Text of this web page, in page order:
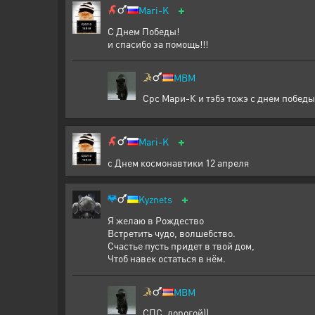
Mari-K +
С Днем Победы!
и спасибо за помощь!!!
MBM
Срс Мари-К и тэбэ тожэ с днем
Mari-K +
с Днем космонавтики 12 апреля
Kyznets +
Я желаю в Рождество
Встретить чудо, волшебство.
Счастье пусть придет в твой дом,
Чтоб навек остаться в нём.
MBM
СПС, дорогой))